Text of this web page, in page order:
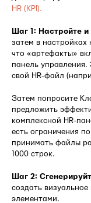
HR (KPI).
Шаг 1: Настройте
затем в
что «артефакты»
панель
свой HR-файл
Затем попросите
предложить
комплексной HR-
есть ограничения
принимать файлы
1000 строк.
Шаг 2:
создать
элементами.